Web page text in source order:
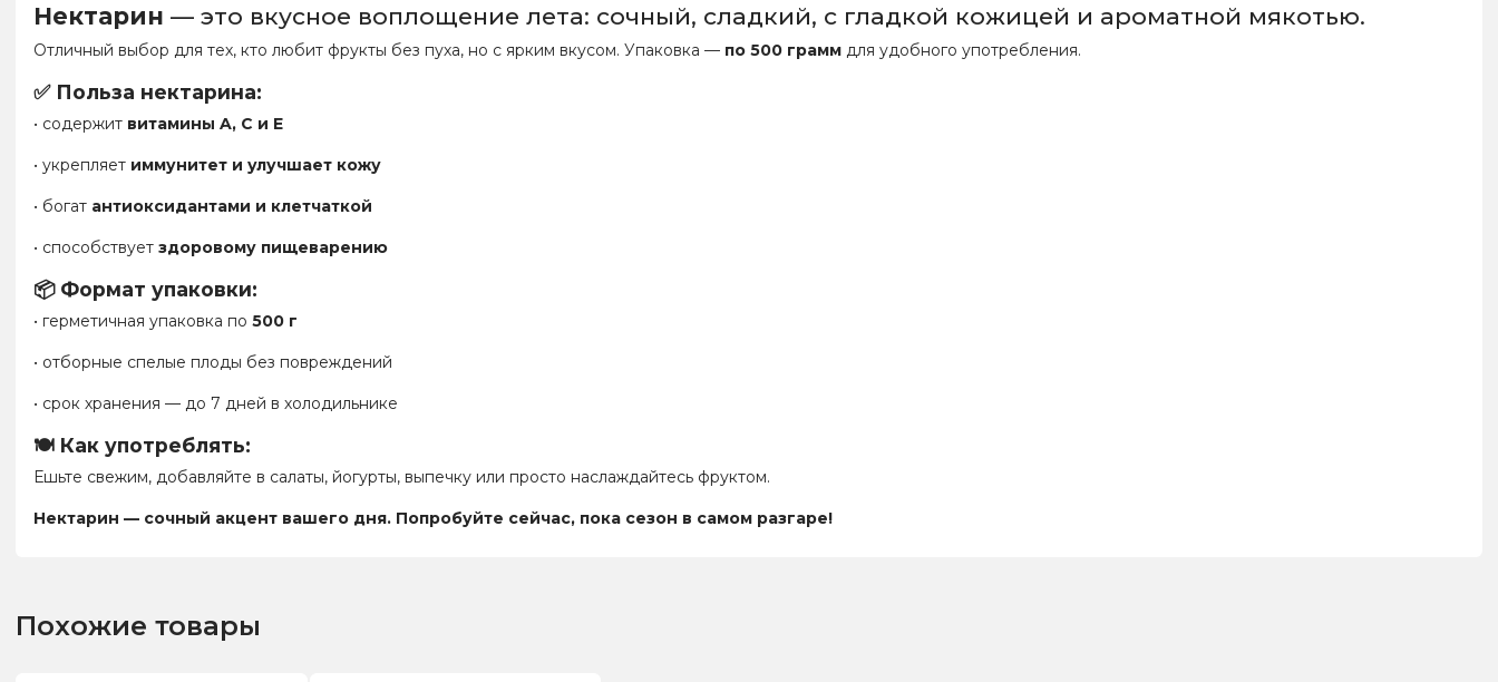
Нектарин — это вкусное воплощение лета: сочный, сладкий, с гладкой кожицей и ароматной мякотью.
Отличный выбор для тех, кто любит фрукты без пуха, но с ярким вкусом. Упаковка — по 500 грамм для удобного употребления.
✅ Польза нектарина:
• содержит витамины A, C и E
• укрепляет иммунитет и улучшает кожу
• богат антиоксидантами и клетчаткой
• способствует здоровому пищеварению
📦 Формат упаковки:
• герметичная упаковка по 500 г
• отборные спелые плоды без повреждений
• срок хранения — до 7 дней в холодильнике
🍽️ Как употреблять:
Ешьте свежим, добавляйте в салаты, йогурты, выпечку или просто наслаждайтесь фруктом.
Нектарин — сочный акцент вашего дня. Попробуйте сейчас, пока сезон в самом разгаре!
Похожие товары